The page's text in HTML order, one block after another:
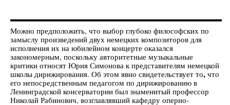
Можно предположить, что выбор глубоко философских по
замыслу произведений двух немецких композиторов для
исполнения их на юбилейном концерте оказался
закономерным, поскольку авторитетные музыкальные
критики относят Юрия Симонова к представителям немецкой
школы дирижирования. Об этом явно свидетельствует то, что
его непосредственным педагогом по дирижированию в
Ленинградской консерватории был знаменитый профессор
Николай Рабинович, возглавлявший кафедру оперно-